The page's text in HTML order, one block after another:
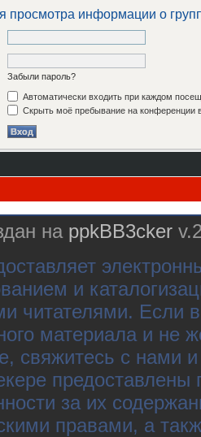
просмотра информации о
Забыли пароль?
Автоматически входить при каждом
Скрыть моё пребывание на конференции
на ppkBB3cker
и
читателями. Если
материала и не
свяжитесь с нами
за их
правами, а